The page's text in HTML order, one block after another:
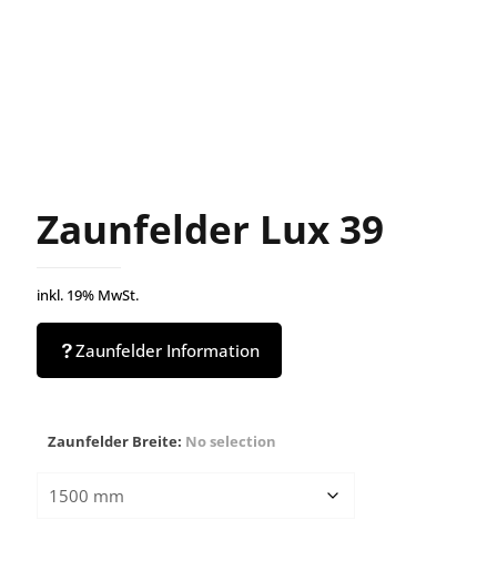
Zaunfelder Lux 39
inkl. 19% MwSt.
Zaunfelder Information
Zaunfelder Breite: No selection